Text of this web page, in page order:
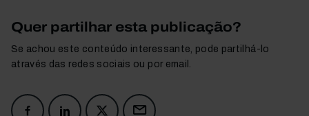
Quer partilhar esta publicação?
Se achou este conteúdo interessante, pode partilhá-lo
através das redes sociais ou por email.